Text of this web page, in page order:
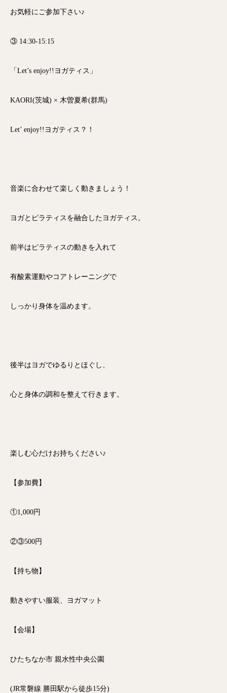
お気軽にご参加下さい♪
③ 14:30-15:15
「Let’s enjoy!!ヨガティス」
KAORI(茨城) × 木曽夏希(群馬)
Let’ enjoy!!ヨガティス？！
音楽に合わせて楽しく動きましょう！
ヨガとピラティスを融合したヨガティス。
前半はピラティスの動きを入れて
有酸素運動やコアトレーニングで
しっかり身体を温めます。
後半はヨガでゆるりとほぐし、
心と身体の調和を整えて行きます。
楽しむ心だけお持ちください♪
【参加費】
①1,000円
②③500円
【持ち物】
動きやすい服装、ヨガマット
【会場】
ひたちなか市 親水性中央公園
(JR常磐線 勝田駅から徒歩15分)